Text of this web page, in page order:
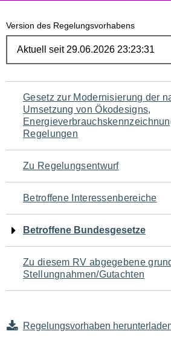
Version des Regelungsvorhabens
Navigation
für
den
Seiteninhalt
Gesetz zur Modernisierung der
Umsetzung von Ökodesigns,
Regelungen
Zu Regelungsentwurf
Betroffene Interessenbereiche
Betroffene Bundesgesetze
Zu diesem RV abgegebene
Stellungnahmen/Gutachten
Regelungsvorhaben